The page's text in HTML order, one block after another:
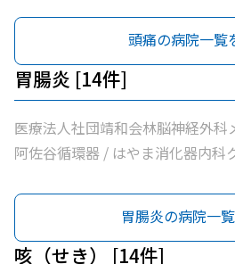
人社団昇陽会阿佐谷すずき診療
団明笙会たけうち内科 / 医療法人
院 / 医療法人社団蘭松会蘭松医院
浦整形外科内科 / シャレール荻窪
頭痛の病院一覧
胃腸炎 [14件]
医療法人社団靖和会林脳神経外
阿佐谷循環器 / はやま消化器内科
人社団昇陽会阿佐谷すずき診療
団明笙会たけうち内科 / 医療法人
院 / 医療法人社団蘭松会蘭松医院
胃腸炎の病院一
咳（せき） [14件]